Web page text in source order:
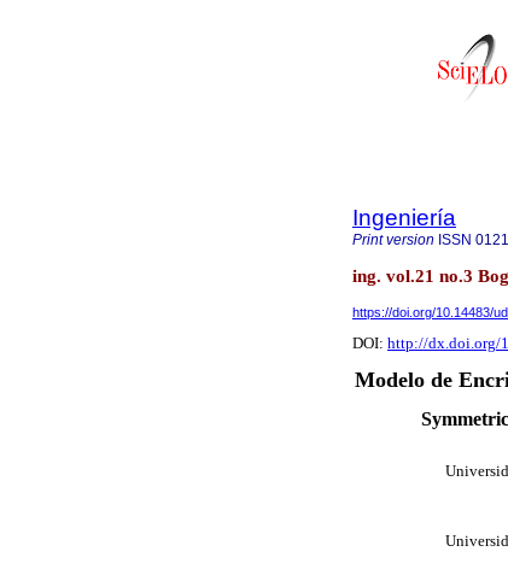
Ingeniería
Print version ISSN
ing. vol.21 no.3
https://doi.org/10.14483/
DOI: http://dx.doi.org/
Modelo de